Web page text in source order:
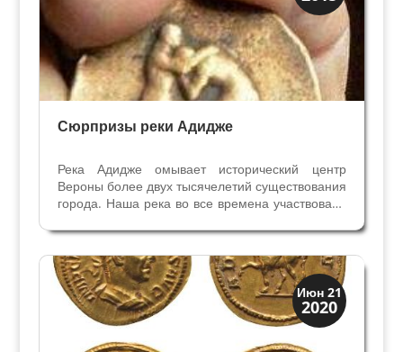
Веронцы
Сюрпризы реки Адидже
Река Адидже омывает исторический центр
Вероны более двух тысячелетий существования
города. Наша река во все времена участвовала
Веронский пенсионер Витторио Пистони не
согласился бы с определением «молчаливый
свидетель»,...
Июн 21
2020
История
Клады и медали